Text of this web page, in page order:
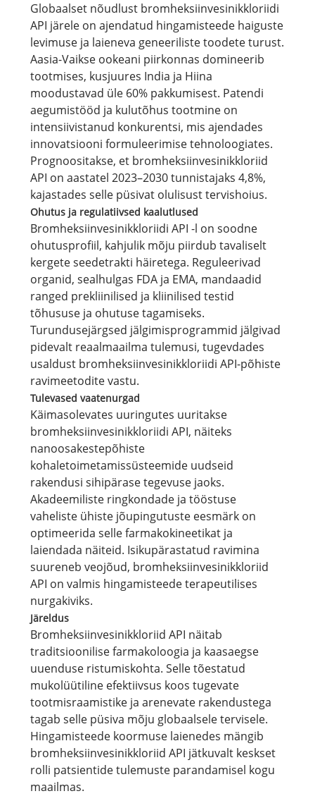
Globaalset nõudlust bromheksiinvesinikkloriidi
API järele on ajendatud hingamisteede haiguste
levimuse ja laieneva geneeriliste toodete turust.
Aasia-Vaikse ookeani piirkonnas domineerib
tootmises, kusjuures India ja Hiina
moodustavad üle 60% pakkumisest. Patendi
aegumistööd ja kulutõhus tootmine on
intensiivistanud konkurentsi, mis ajendades
innovatsiooni formuleerimise tehnoloogiates.
Prognoositakse, et bromheksiinvesinikkloriid
API on aastatel 2023–2030 tunnistajaks 4,8%,
kajastades selle püsivat olulisust tervishoius.
Ohutus ja regulatiivsed kaalutlused
Bromheksiinvesinikkloriidi API -l on soodne
ohutusprofiil, kahjulik mõju piirdub tavaliselt
kergete seedetrakti häiretega. Reguleerivad
organid, sealhulgas FDA ja EMA, mandaadid
ranged prekliinilised ja kliinilised testid
tõhususe ja ohutuse tagamiseks.
Turundusejärgsed jälgimisprogrammid jälgivad
pidevalt reaalmaailma tulemusi, tugevdades
usaldust bromheksiinvesinikkloriidi API-põhiste
ravimeetodite vastu.
Tulevased vaatenurgad
Käimasolevates uuringutes uuritakse
bromheksiinvesinikkloriidi API, näiteks
nanoosakestepõhiste
kohaletoimetamissüsteemide uudseid
rakendusi sihipärase tegevuse jaoks.
Akadeemiliste ringkondade ja tööstuse
vaheliste ühiste jõupingutuste eesmärk on
optimeerida selle farmakokineetikat ja
laiendada näiteid. Isikupärastatud ravimina
suureneb veojõud, bromheksiinvesinikkloriid
API on valmis hingamisteede terapeutilises
nurgakiviks.
Järeldus
Bromheksiinvesinikkloriid API näitab
traditsioonilise farmakoloogia ja kaasaegse
uuenduse ristumiskohta. Selle tõestatud
mukolüütiline efektiivsus koos tugevate
tootmisraamistike ja arenevate rakendustega
tagab selle püsiva mõju globaalsele tervisele.
Hingamisteede koormuse laienedes mängib
bromheksiinvesinikkloriid API jätkuvalt keskset
rolli patsientide tulemuste parandamisel kogu
maailmas.